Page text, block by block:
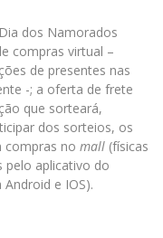
dos Namorados
compras virtual –
de presentes nas
-; a oferta de frete
que sorteará,
dos sorteios, os
compras no mall (físicas
pelo aplicativo do
e IOS).